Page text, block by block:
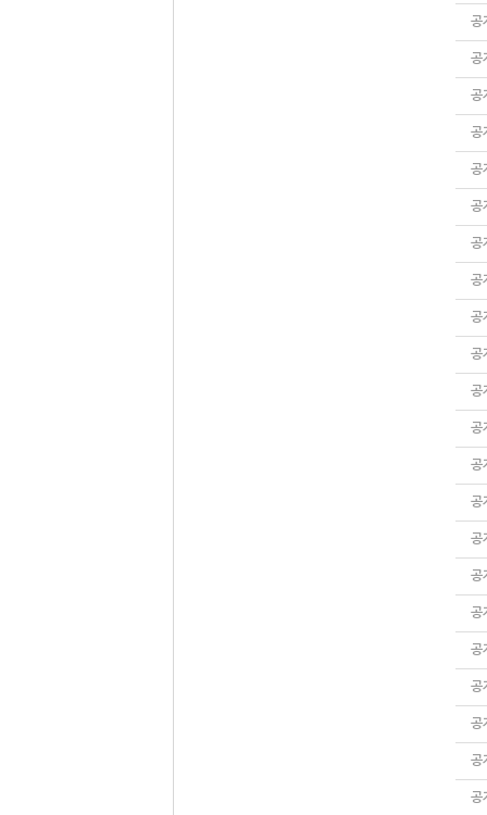
공
공
공
공
공
공
공
공
공
공
공
공
공
공
공
공
공
공
공
공
공
공